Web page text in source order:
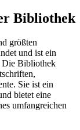
Bibliothek
größten
und ist ein
Die Bibliothek
Sie ist ein
bietet eine
umfangreichen